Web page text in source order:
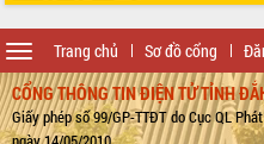
Trang chủ Sơ đồ cổng
Toggle
navigation
CỔNG THÔNG TIN ĐIỆN TỬ TỈNH
Giấy phép số 99/GP-TTĐT do Cục QL